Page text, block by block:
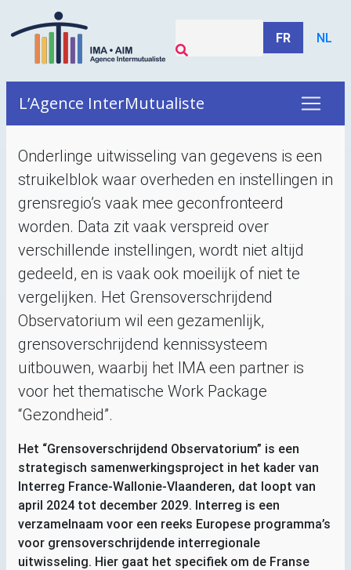
FR NL
L’Agence InterMutualiste
Onderlinge uitwisseling van gegevens is een
struikelblok waar overheden en instellingen in
grensregio’s vaak mee geconfronteerd
worden. Data zit vaak verspreid over
verschillende instellingen, wordt niet altijd
gedeeld, en is vaak ook moeilijk of niet te
vergelijken. Het Grensoverschrijdend
Observatorium wil een gezamenlijk,
grensoverschrijdend kennissysteem
uitbouwen, waarbij het IMA een partner is
voor het thematische Work Package
“Gezondheid”.
Het “Grensoverschrijdend Observatorium” is een
strategisch samenwerkingsproject in het kader van
Interreg France-Wallonie-Vlaanderen, dat loopt van
april 2024 tot december 2029. Interreg is een
verzamelnaam voor een reeks Europese programma’s
voor grensoverschrijdende interregionale
uitwisseling. Hier gaat het specifiek om de Franse